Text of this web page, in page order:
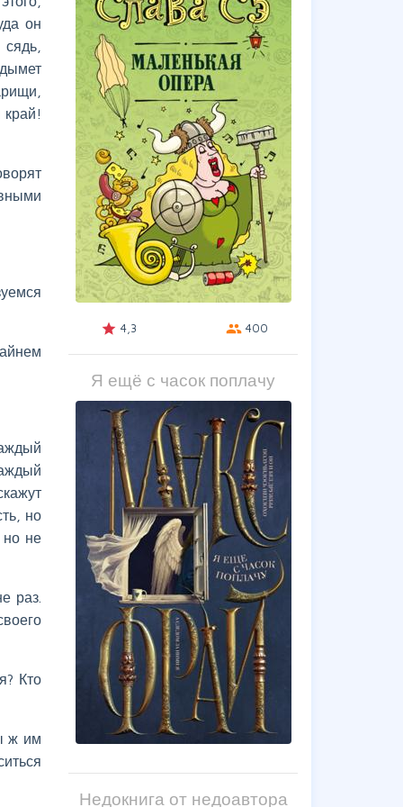
он
но
но не
раз.
Кто
ж им
grade 4,3 group 400
Я ещё с часок поплачу
Недокнига от недоавтора